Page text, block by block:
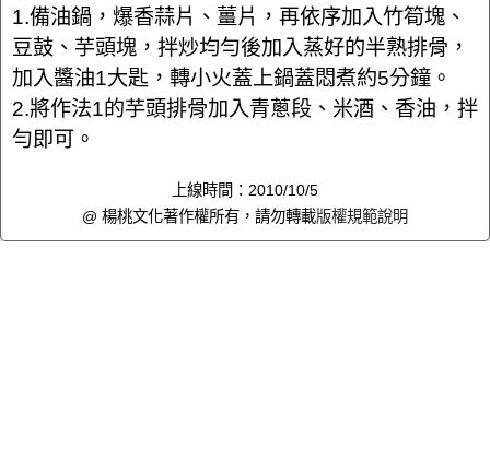
1.備油鍋，爆香蒜片、薑片，再依序加入竹筍塊、
豆鼓、芋頭塊，拌炒均勻後加入蒸好的半熟排骨，
加入醬油1大匙，轉小火蓋上鍋蓋悶煮約5分鐘。
2.將作法1的芋頭排骨加入青蔥段、米酒、香油，拌
勻即可。
上線時間：2010/10/5
@ 楊桃文化著作權所有，請勿轉載版權規範說明